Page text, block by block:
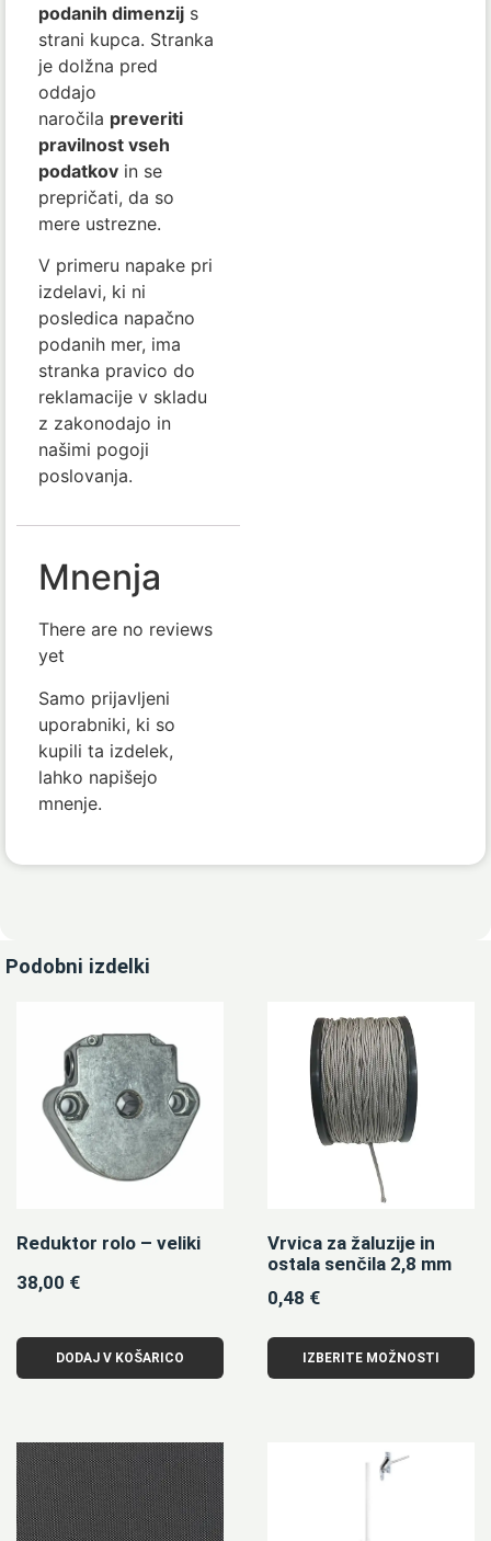
podanih dimenzij s
strani kupca. Stranka
je dolžna pred
oddajo
naročila preveriti
pravilnost vseh
podatkov in se
prepričati, da so
mere ustrezne.
V primeru napake pri
izdelavi, ki ni
posledica napačno
podanih mer, ima
stranka pravico do
reklamacije v skladu
z zakonodajo in
našimi pogoji
poslovanja.
Mnenja
There are no reviews
yet
Samo prijavljeni
uporabniki, ki so
kupili ta izdelek,
lahko napišejo
mnenje.
Podobni izdelki
Reduktor rolo – veliki
38,00 €
DODAJ V KOŠARICO
Vrvica za žaluzije in
ostala senčila 2,8 mm
0,48 €
IZBERITE MOŽNOSTI